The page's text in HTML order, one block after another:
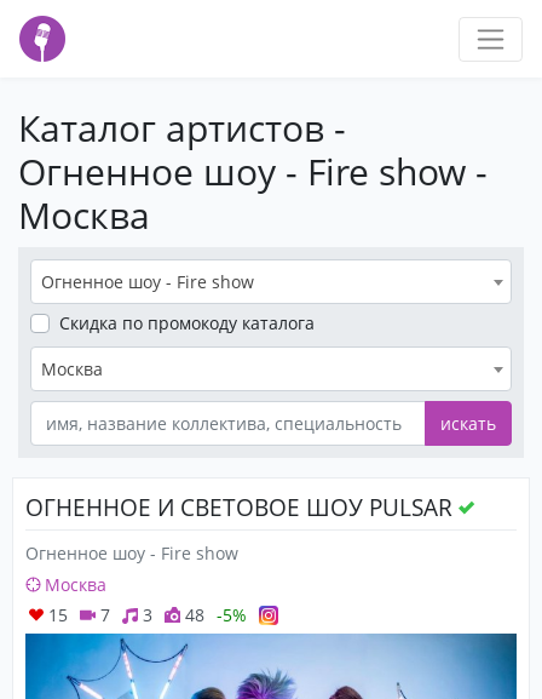
Каталог артистов -
Огненное шоу - Fire show -
Москва
Огненное шоу - Fire show
Скидка по промокоду каталога
Москва
искать
ОГНЕННОЕ И СВЕТОВОЕ ШОУ PULSAR
Огненное шоу - Fire show
Москва
15
7 3 48 -5%